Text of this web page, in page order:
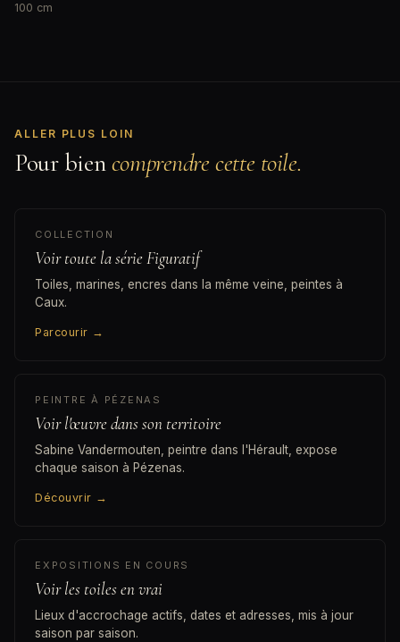
100 cm
ALLER PLUS LOIN
Pour biencomprendre cette toile.
COLLECTION
Voir toute la série Figuratif
Toiles, marines, encres dans la même veine, peintes à
Caux.
Parcourir →
PEINTRE À PÉZENAS
Voir l'œuvre dans son territoire
Sabine Vandermouten, peintre dans l'Hérault, expose
chaque saison à Pézenas.
Découvrir →
EXPOSITIONS EN COURS
Voir les toiles en vrai
Lieux d'accrochage actifs, dates et adresses, mis à jour
saison par saison.